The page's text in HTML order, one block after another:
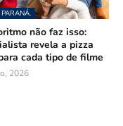
não faz isso:
revela a pizza
cada tipo de filme
2026